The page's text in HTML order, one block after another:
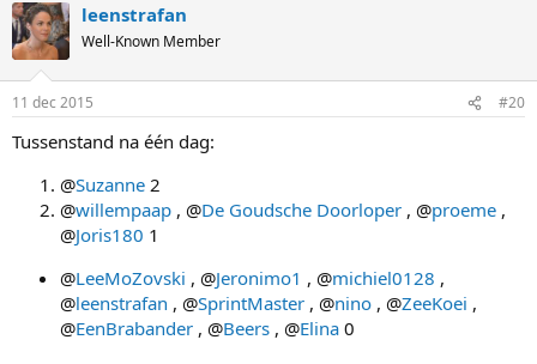
leenstrafan
Well-Known Member
11 dec 2015 #20
Tussenstand na één dag:
@Suzanne 2
@willempaap , @De Goudsche Doorloper , @proeme ,
@Joris180 1
@LeeMoZovski , @Jeronimo1 , @michiel0128 ,
@leenstrafan , @SprintMaster , @nino , @ZeeKoei ,
@EenBrabander , @Beers , @Elina 0